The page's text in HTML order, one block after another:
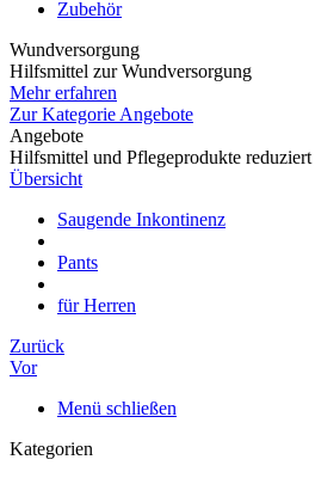
Zubehör
Wundversorgung
Hilfsmittel zur Wundversorgung
Mehr erfahren
Zur Kategorie Angebote
Angebote
Hilfsmittel und Pflegeprodukte reduziert
Übersicht
Saugende Inkontinenz
Pants
für Herren
Zurück
Vor
Menü schließen
Kategorien